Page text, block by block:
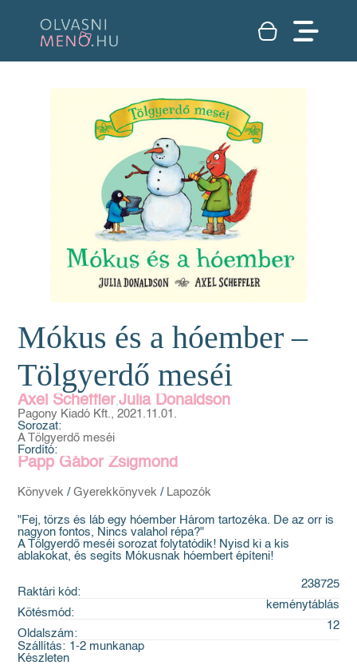
Mókus és a hóember –
Tölgyerdő meséi
Axel Scheffler ,Julia Donaldson
Pagony Kiadó Kft., 2021.11.01.
Sorozat:
A Tölgyerdő meséi
Fordító:
Papp Gábor Zsigmond
Könyvek / Gyerekkönyvek / Lapozók
"Fej, törzs és láb egy hóember Három tartozéka. De az orr is
nagyon fontos, Nincs valahol répa?"
A Tölgyerdő meséi sorozat folytatódik! Nyisd ki a kis
ablakokat, és segíts Mókusnak hóembert építeni!
Raktári kód:
238725
Kötésmód:
keménytáblás
Oldalszám:
12
Szállítás: 1-2 munkanap
Készleten